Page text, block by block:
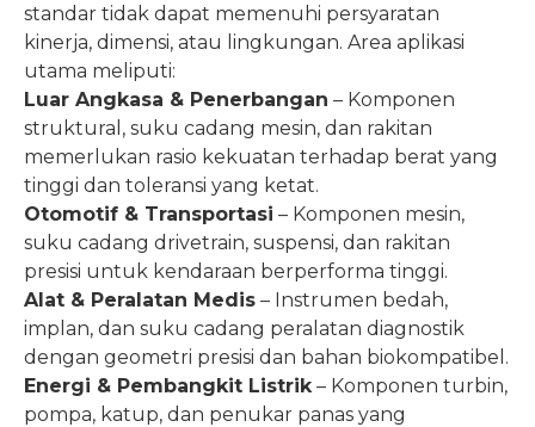
standar tidak dapat memenuhi persyaratan
kinerja, dimensi, atau lingkungan. Area aplikasi
utama meliputi:
Luar Angkasa & Penerbangan – Komponen
struktural, suku cadang mesin, dan rakitan
memerlukan rasio kekuatan terhadap berat yang
tinggi dan toleransi yang ketat.
Otomotif & Transportasi – Komponen mesin,
suku cadang drivetrain, suspensi, dan rakitan
presisi untuk kendaraan berperforma tinggi.
Alat & Peralatan Medis – Instrumen bedah,
implan, dan suku cadang peralatan diagnostik
dengan geometri presisi dan bahan biokompatibel.
Energi & Pembangkit Listrik– Komponen turbin,
pompa, katup, dan penukar panas yang